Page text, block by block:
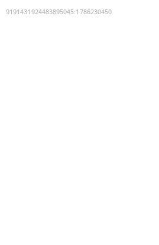
9191431924483895045:1786230450